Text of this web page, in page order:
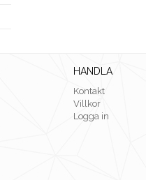
HANDLA
Kontakt
Villkor
Logga in